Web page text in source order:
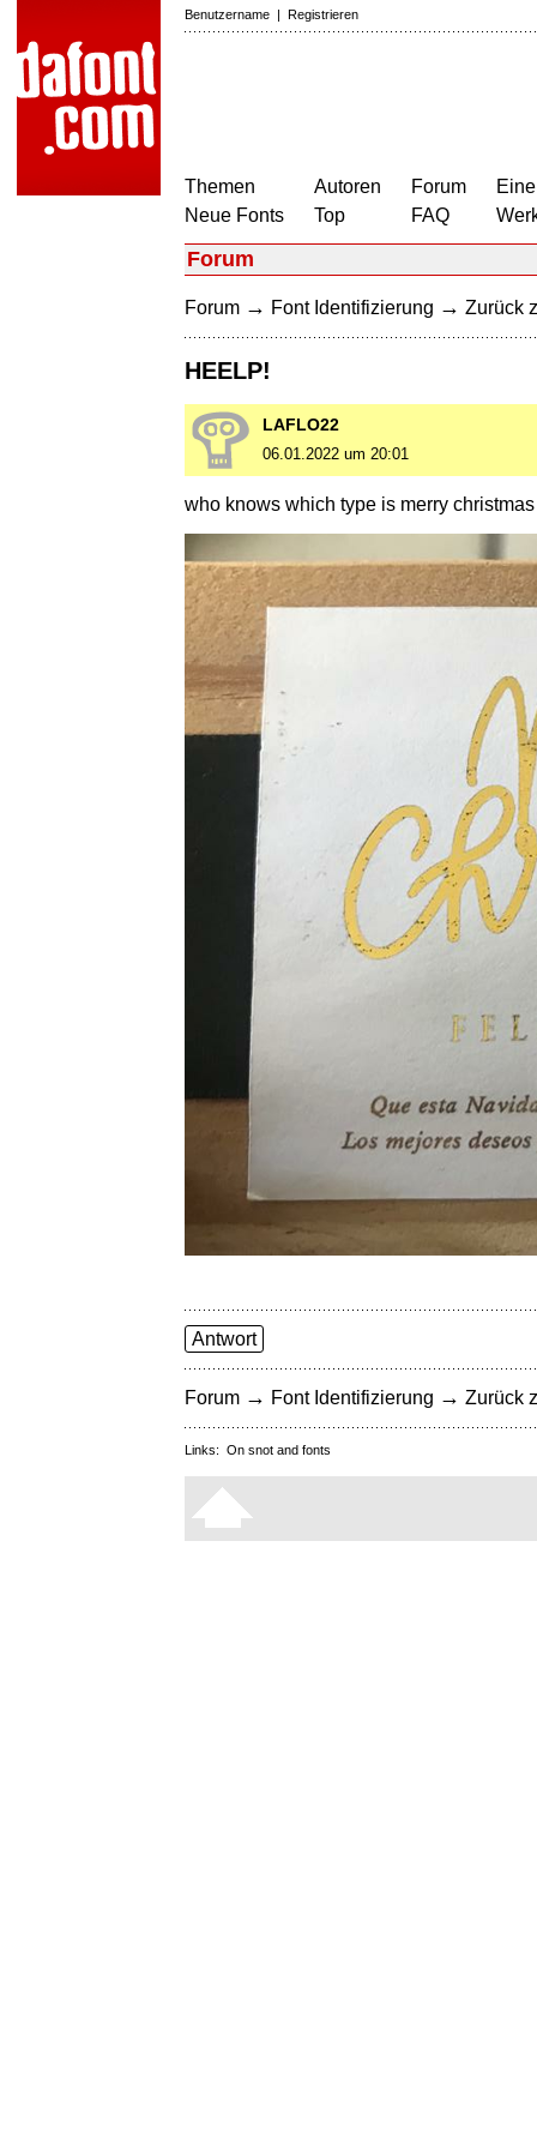
Benutzername | Registrieren
Themen
Neue Fonts
Autoren
Top
Forum
FAQ
Forum
Forum → Font Identifizierung → Zurück
HEELP!
LAFLO22
06.01.2022 um 20:01
who knows which type is merry
Antwort
Forum → Font Identifizierung → Zurück
Links: On snot and fonts